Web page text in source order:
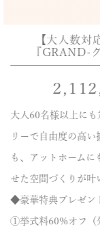
【大人数対
『GRAND-
大人60名様以上に
リーで自由度の高
も、アットホーム
せた空間づくりが叶
◆豪華特典プレゼン
①挙式料60%オフ（